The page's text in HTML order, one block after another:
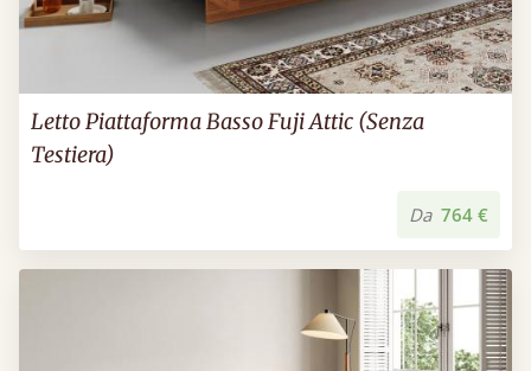
Letto Piattaforma Basso Fuji Attic (Senza
Testiera)
Da 764 €